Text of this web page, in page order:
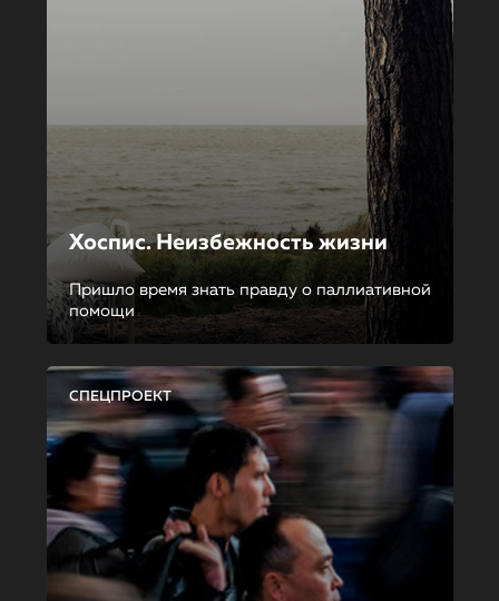
Хоспис. Неизбежность жизни
Пришло время знать правду о паллиативной
помощи
СПЕЦПРОЕКТ